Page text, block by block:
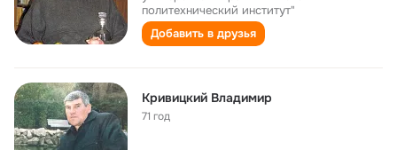
политехнический институт"
Добавить в друзья
Кривицкий Владимир
71 год